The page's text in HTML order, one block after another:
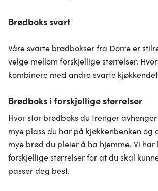
Brødboks svart
Våre svarte brødbokser fra Dorre er
velge mellom forskjellige størrelser.
kombinere med andre svarte
Brødboks i forskjellige størrelser
Hvor stor brødboks du trenger
mye plass du har på kjøkkenbenken og
mye brød du pleier å ha hjemme. Vi har
forskjellige størrelser for at du skal
passer deg best.